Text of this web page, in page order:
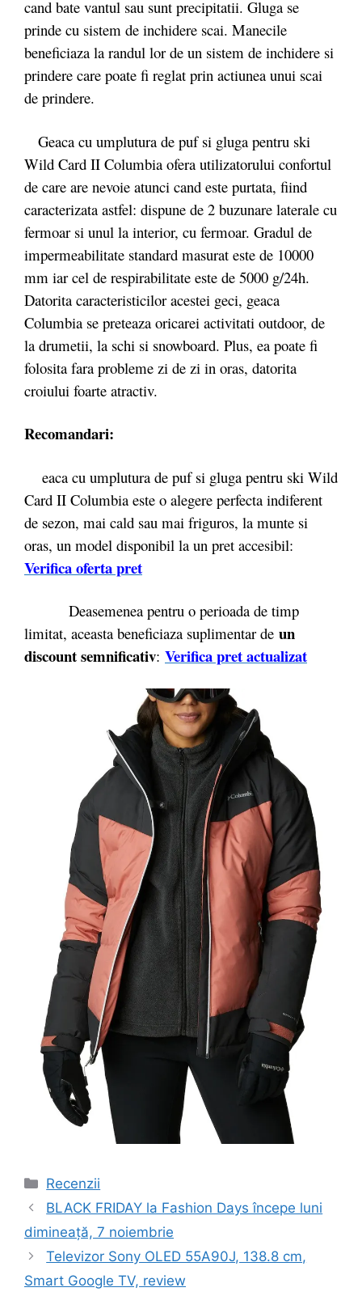
cand bate vantul sau sunt precipitatii. Gluga se
prinde cu sistem de inchidere scai. Manecile
beneficiaza la randul lor de un sistem de inchidere si
prindere care poate fi reglat prin actiunea unui scai
de prindere.
Geaca cu umplutura de puf si gluga pentru ski
Wild Card II Columbia ofera utilizatorului confortul
de care are nevoie atunci cand este purtata, fiind
caracterizata astfel: dispune de 2 buzunare laterale cu
fermoar si unul la interior, cu fermoar. Gradul de
impermeabilitate standard masurat este de 10000
mm iar cel de respirabilitate este de 5000 g/24h.
Datorita caracteristicilor acestei geci, geaca
Columbia se preteaza oricarei activitati outdoor, de
la drumetii, la schi si snowboard. Plus, ea poate fi
folosita fara probleme zi de zi in oras, datorita
croiului foarte atractiv.
Recomandari:
eaca cu umplutura de puf si gluga pentru ski Wild
Card II Columbia este o alegere perfecta indiferent
de sezon, mai cald sau mai friguros, la munte si
oras, un model disponibil la un pret accesibil:
Verifica oferta pret
Deasemenea pentru o perioada de timp
limitat, aceasta beneficiaza suplimentar de un
discount semnificativ: Verifica pret actualizat
Categorii
Recenzii
Navigare
în
BLACK FRIDAY la Fashion Days începe luni
dimineață, 7 noiembrie
Televizor Sony OLED 55A90J, 138.8 cm,
Smart Google TV, review